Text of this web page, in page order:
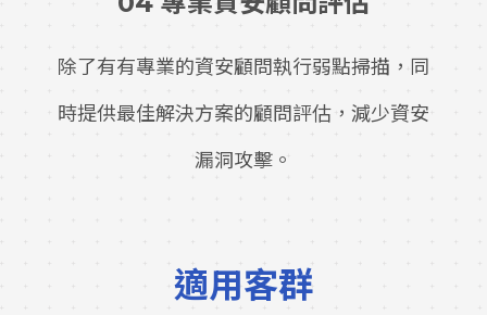
除了有有專業的資安顧問執行弱點掃描，同
時提供最佳解決方案的顧問評估，減少資安
漏洞攻擊。
適用客群